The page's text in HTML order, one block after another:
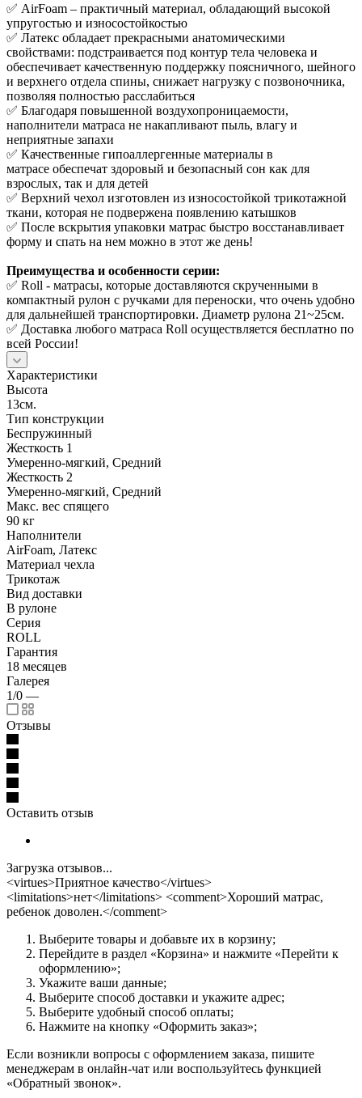
✅ AirFoam – практичный материал, обладающий высокой
упругостью и износостойкостью
✅ Латекс обладает прекрасными анатомическими
свойствами: подстраивается под контур тела человека и
обеспечивает качественную поддержку поясничного, шейного
и верхнего отдела спины, снижает нагрузку с позвоночника,
позволяя полностью расслабиться
✅ Благодаря повышенной воздухопроницаемости,
наполнители матраса не накапливают пыль, влагу и
неприятные запахи
✅ Качественные гипоаллергенные материалы в
матрасе обеспечат здоровый и безопасный сон как для
взрослых, так и для детей
✅ Верхний чехол изготовлен из износостойкой трикотажной
ткани, которая не подвержена появлению катышков
✅ После вскрытия упаковки матрас быстро восстанавливает
форму и спать на нем можно в этот же день!
Преимущества и особенности серии:
✅ Roll - матрасы, которые доставляются скрученными в
компактный рулон с ручками для переноски, что очень удобно
для дальнейшей транспортировки. Диаметр рулона 21~25см.
✅ Доставка любого матраса Roll осуществляется бесплатно по
всей России!
Характеристики
Высота
13см.
Тип конструкции
Беспружинный
Жесткость 1
Умеренно-мягкий, Средний
Жесткость 2
Умеренно-мягкий, Средний
Макс. вес спящего
90 кг
Наполнители
AirFoam, Латекс
Материал чехла
Трикотаж
Вид доставки
В рулоне
Серия
ROLL
Гарантия
18 месяцев
Галерея
1/0 —
Отзывы
Оставить отзыв
Загрузка отзывов...
<virtues>Приятное качество</virtues>
<limitations>нет</limitations> <comment>Хороший матрас,
ребенок доволен.</comment>
Выберите товары и добавьте их в корзину;
Перейдите в раздел «Корзина» и нажмите «Перейти к
оформлению»;
Укажите ваши данные;
Выберите способ доставки и укажите адрес;
Выберите удобный способ оплаты;
Нажмите на кнопку «Оформить заказ»;
Если возникли вопросы с оформлением заказа, пишите
менеджерам в онлайн-чат или воспользуйтесь функцией
«Обратный звонок».